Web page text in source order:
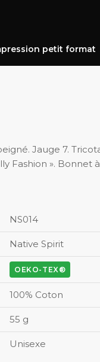
petit format
Jauge 7.
Fashion ». Bonnet
NS014
Native Spirit
OEKO-TEX®
100% Coton
55 g
Unisexe